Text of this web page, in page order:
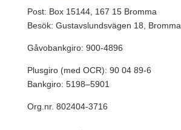
Post: Box 15144, 167 15 Bromma
Besök: Gustavslundsvägen 18, Bromma
Gåvobankgiro: 900-4896
Plusgiro (med OCR): 90 04 89-6
Bankgiro: 5198–5901
Org.nr. 802404-3716